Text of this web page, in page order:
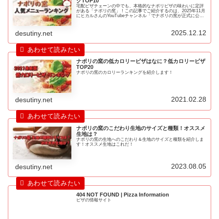
宅配ピザチェーンの中でも、本格的なナポリピザの味わいに定評
がある「ナポリの窯」！この記事でご紹介するのは、2025年11月
にヒカルさんのYouTubeチャンネル「でナポリの窯が正式に公開
desutiny.net 2025.12.12
ナポリの窯の低カロリーピザはなに？低カロリーピザ
TOP20
ナポリの窯のカロリーランキングを紹介します！
desutiny.net 2021.02.28
ナポリの窯のこだわり生地のサイズと種類！オススメ
生地は？
ナポリの窯の生地へのこだわり＆生地のサイズと種類を紹介しま
す！オススメ生地はこれだ！
desutiny.net 2023.08.05
404 NOT FOUND | Pizza Information
ピザの情報サイト